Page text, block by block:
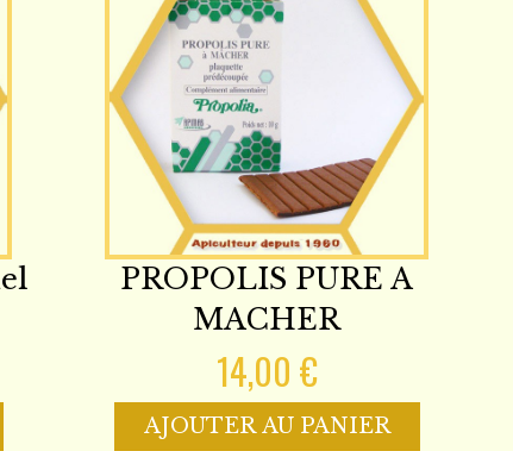
PROPOLIS PURE A
MACHER
14,00 €
AJOUTER AU PANIER